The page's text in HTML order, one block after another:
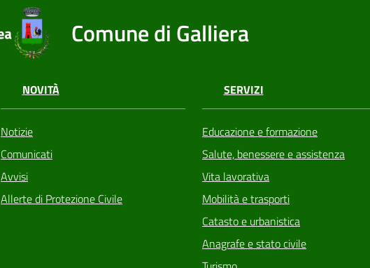
Comune di Galliera
NOVITÀ
Notizie
Comunicati
Avvisi
Allerte di Protezione Civile
SERVIZI
Educazione e formazione
Salute, benessere e assistenza
Vita lavorativa
Mobilità e trasporti
Catasto e urbanistica
Anagrafe e stato civile